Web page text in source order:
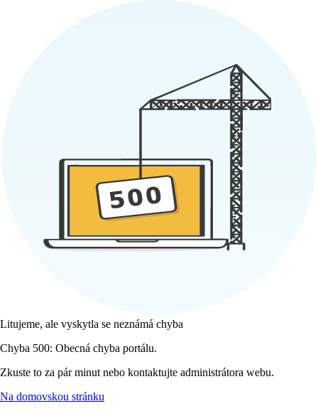
Litujeme, ale vyskytla se neznámá chyba
Chyba 500: Obecná chyba portálu.
Zkuste to za pár minut nebo kontaktujte administrátora webu.
Na domovskou stránku